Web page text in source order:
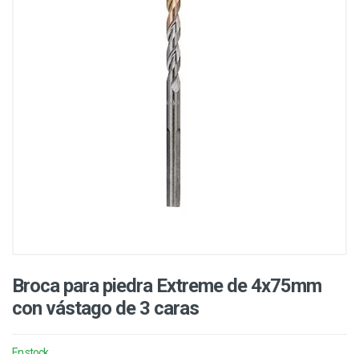
Broca para piedra Extreme de 4x75mm
con vástago de 3 caras